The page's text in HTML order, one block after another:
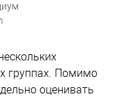
группах. Помимо
оценивать